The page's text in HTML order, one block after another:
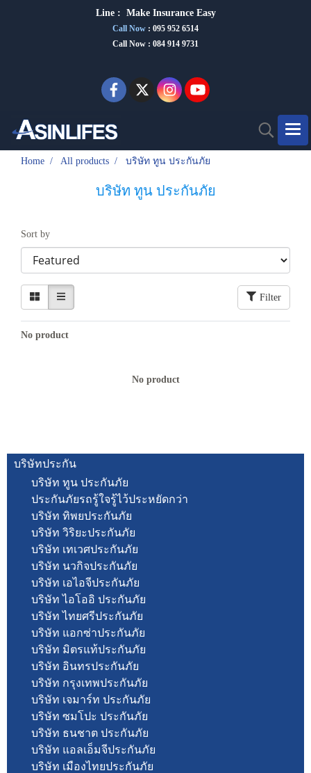
Line : Make Insurance Easy
Call Now : 095 952 6514
Call Now : 084 914 9731
Home All products บริษัท ทูน ประกันภัย
บริษัท ทูน ประกันภัย
Sort by
Filter
No product
No product
บริษัทประกัน
บริษัท ทูน ประกันภัย
ประกันภัยรถรู้ใจรู้ไว้ประหยัดกว่า
บริษัท ทิพยประกันภัย
บริษัท วิริยะประกันภัย
บริษัท เทเวศประกันภัย
บริษัท นวกิจประกันภัย
บริษัท เอไอจีประกันภัย
บริษัท ไอโออิ ประกันภัย
บริษัท ไทยศรีประกันภัย
บริษัท แอกซ่าประกันภัย
บริษัท มิตรแท้ประกันภัย
บริษัท อินทรประกันภัย
บริษัท กรุงเทพประกันภัย
บริษัท เจมาร์ท ประกันภัย
บริษัท ซมโปะ ประกันภัย
บริษัท ธนชาต ประกันภัย
บริษัท แอลเอ็มจีประกันภัย
บริษัท เมืองไทยประกันภัย